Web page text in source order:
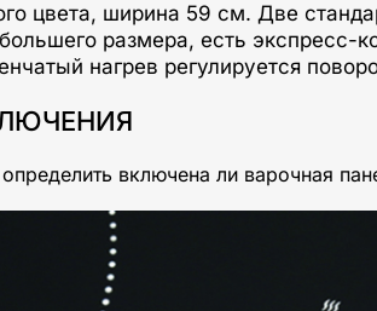
цвета, ширина 59 см. Две
размера, есть экспресс-
нагрев регулируется
включена ли варочная